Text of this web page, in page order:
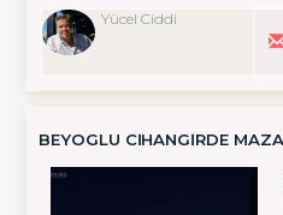
Yücel Ciddi
BEYOGLU CIHANGIRDE